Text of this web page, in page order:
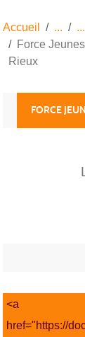
Accueil
Force
Rieux
FORCE
<a
href="https://